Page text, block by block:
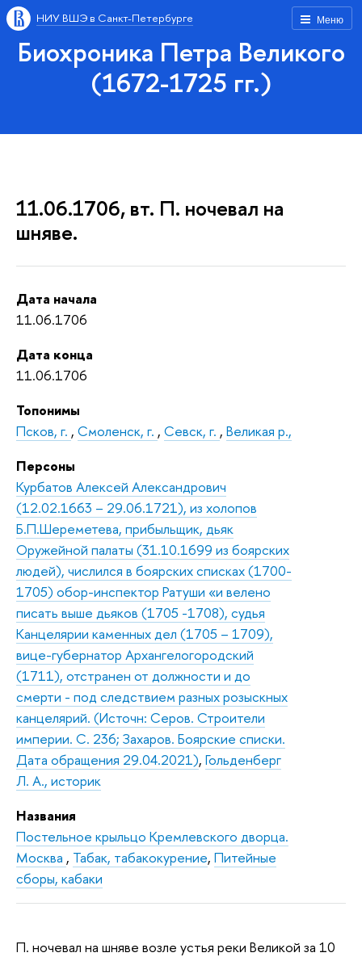
Меню
НИУ ВШЭ в Санкт-Петербурге
Биохроника Петра Великого
(1672-1725 гг.)
11.06.1706, вт. П. ночевал на
шняве.
Дата начала
11.06.1706
Дата конца
11.06.1706
Топонимы
Псков, г. , Смоленск, г. , Севск, г. , Великая р.,
Персоны
Курбатов Алексей Александрович
(12.02.1663 – 29.06.1721), из холопов
Б.П.Шереметева, прибыльщик, дьяк
Оружейной палаты (31.10.1699 из боярских
людей), числился в боярских списках (1700-
1705) обор-инспектор Ратуши «и велено
писать выше дьяков (1705 -1708), судья
Канцелярии каменных дел (1705 – 1709),
вице-губернатор Архангелогородский
(1711), отстранен от должности и до
смерти - под следствием разных розыскных
канцелярий. (Источн: Серов. Строители
империи. С. 236; Захаров. Боярские списки.
Дата обращения 29.04.2021), Гольденберг
Л. А., историк
Названия
Постельное крыльцо Кремлевского дворца.
Москва , Табак, табакокурение, Питейные
сборы, кабаки
П. ночевал на шняве возле устья реки Великой за 10